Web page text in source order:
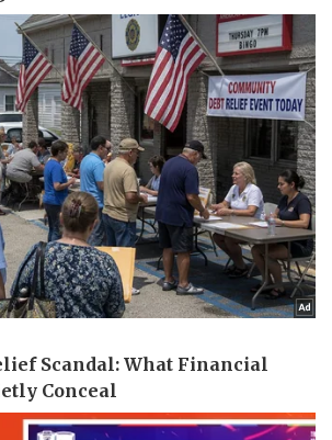
Ô tô
Xe máy
Tư vấn